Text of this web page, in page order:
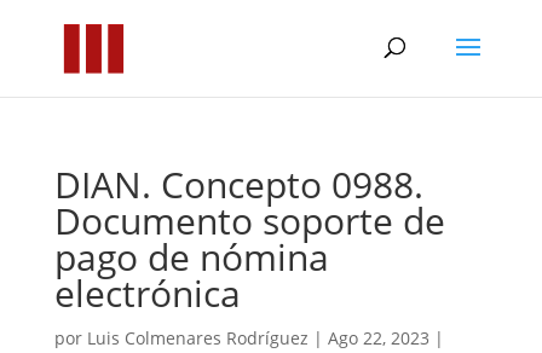
DIAN. Concepto 0988.
Documento soporte de
pago de nómina
electrónica
por Luis Colmenares Rodríguez | Ago 22, 2023 |